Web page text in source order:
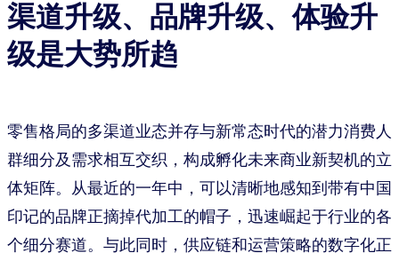
渠道升级、品牌升级、体验升
级是大势所趋
零售格局的多渠道业态并存与新常态时代的潜力消费人
群细分及需求相互交织，构成孵化未来商业新契机的立
体矩阵。从最近的一年中，可以清晰地感知到带有中国
印记的品牌正摘掉代加工的帽子，迅速崛起于行业的各
个细分赛道。与此同时，供应链和运营策略的数字化正